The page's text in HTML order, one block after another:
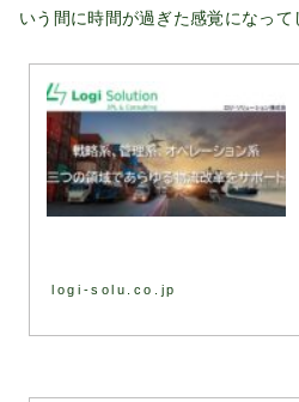
いう間に時間が過ぎた感覚になって
logi-solu.co.jp